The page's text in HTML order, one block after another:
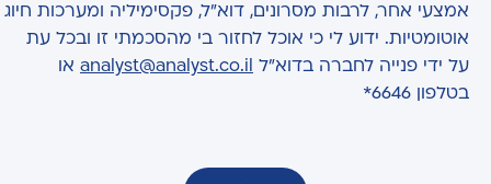
אמצעי אחר, לרבות מסרונים, דוא"ל, פקסימיליה ומערכות חיוג
אוטומטיות. ידוע לי כי אוכל לחזור בי מהסכמתי זו ובכל עת
על ידי פנייה לחברה בדוא"ל analyst@analyst.co.il או
בטלפון 6646*